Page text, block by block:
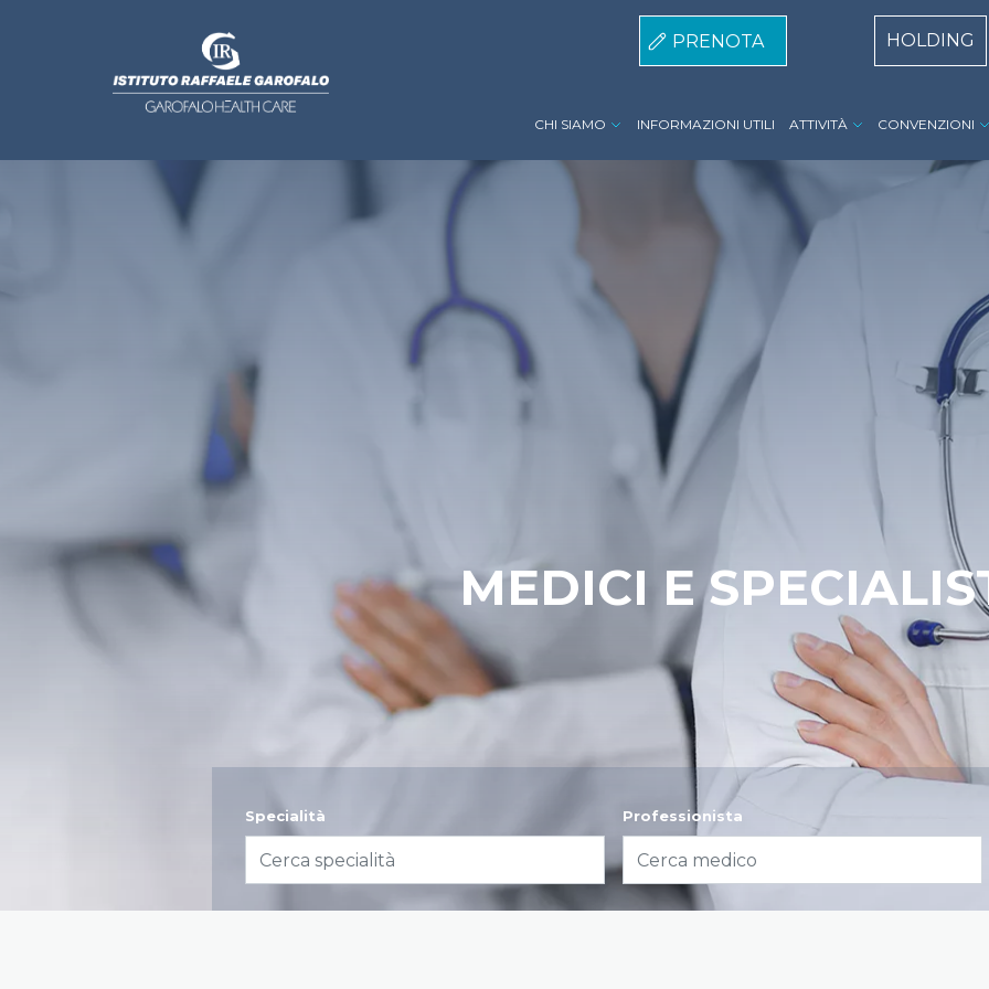
PRENOTA
Centri
HOLDING
CHI SIAMO INFORMAZIONI UTILI ATTIVITÀ CONVENZIONI
group1
Specialità Professionista
MEDICI E